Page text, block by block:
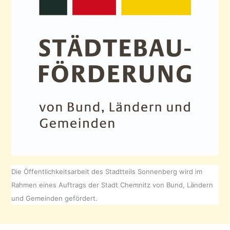
Die Öffentlichkeitsarbeit des Stadtteils Sonnenberg wird im
Rahmen eines Auftrags der Stadt Chemnitz von Bund, Ländern
und Gemeinden gefördert.